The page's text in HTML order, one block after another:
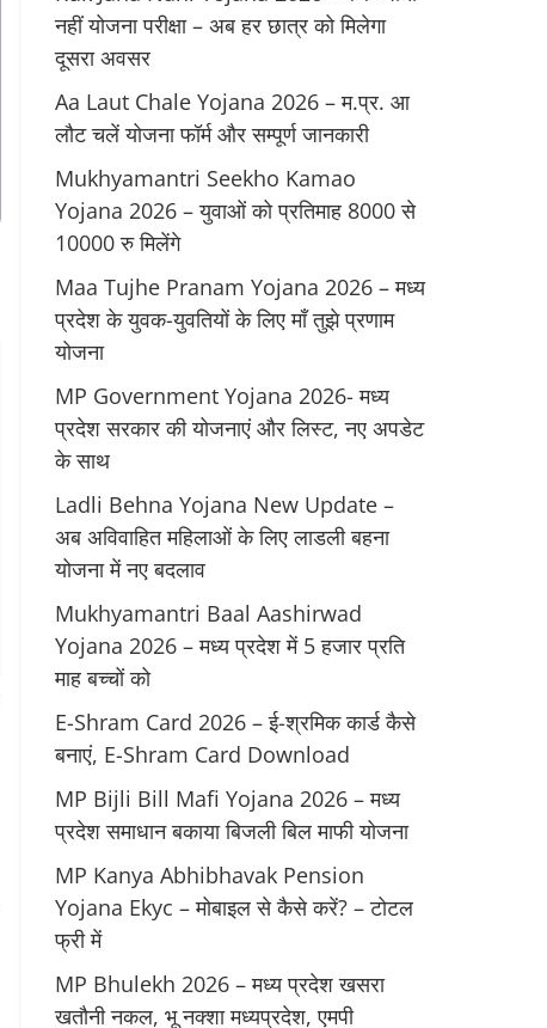
नहीं योजना परीक्षा – अब हर छात्र को मिलेगा
दूसरा अवसर
Aa Laut Chale Yojana 2026 – म.प्र. आ
लौट चलें योजना फॉर्म और सम्पूर्ण जानकारी
Mukhyamantri Seekho Kamao
Yojana 2026 – युवाओं को प्रतिमाह 8000 से
10000 रु मिलेंगे
Maa Tujhe Pranam Yojana 2026 – मध्य
प्रदेश के युवक-युवतियों के लिए मॉं तुझे प्रणाम
योजना
MP Government Yojana 2026- मध्य
प्रदेश सरकार की योजनाएं और लिस्ट, नए अपडेट
के साथ
Ladli Behna Yojana New Update –
अब अविवाहित महिलाओं के लिए लाडली बहना
योजना में नए बदलाव
Mukhyamantri Baal Aashirwad
Yojana 2026 – मध्य प्रदेश में 5 हजार प्रति
माह बच्चों को
E-Shram Card 2026 – ई-श्रमिक कार्ड कैसे
बनाएं, E-Shram Card Download
MP Bijli Bill Mafi Yojana 2026 – मध्य
प्रदेश समाधान बकाया बिजली बिल माफी योजना
MP Kanya Abhibhavak Pension
Yojana Ekyc – मोबाइल से कैसे करें? – टोटल
फ्री में
MP Bhulekh 2026 – मध्य प्रदेश खसरा
खतौनी नकल, भू नक्शा मध्यप्रदेश, एमपी